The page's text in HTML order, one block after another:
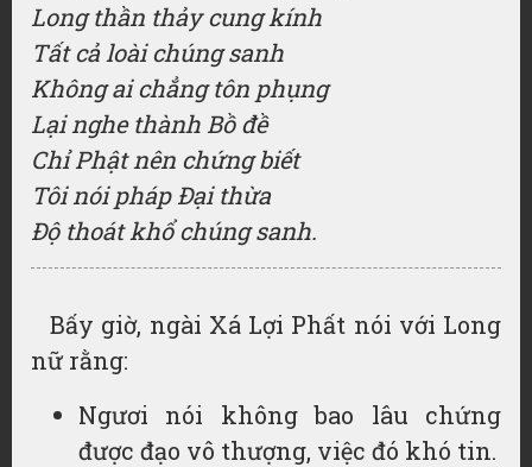
Long thần thảy cung kính
Tất cả loài chúng sanh
Không ai chẳng tôn phụng
Lại nghe thành Bồ đề
Chỉ Phật nên chứng biết
Tôi nói pháp Đại thừa
Độ thoát khổ chúng sanh.
Bấy giờ, ngài Xá Lợi Phất nói với Long
nữ rằng:
Ngươi nói không bao lâu chứng
được đạo vô thượng, việc đó khó tin.